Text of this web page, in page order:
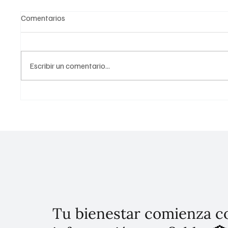
Comentarios
Escribir un comentario...
Tu bienestar comienza